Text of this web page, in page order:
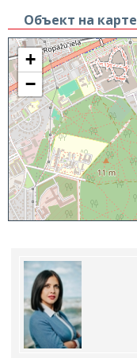
Объект на карте
+
−